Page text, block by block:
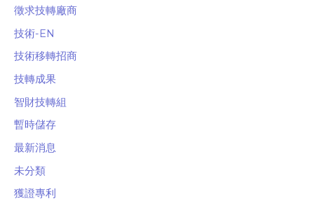
徵求技轉廠商
技術-EN
技術移轉招商
技轉成果
智財技轉組
暫時儲存
最新消息
未分類
獲證專利